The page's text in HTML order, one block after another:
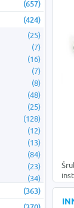
(657)
(424)
(25)
(7)
(16)
(7)
(8)
(48)
(25)
(128)
(12)
(13)
(84)
(23)
(34)
(363)